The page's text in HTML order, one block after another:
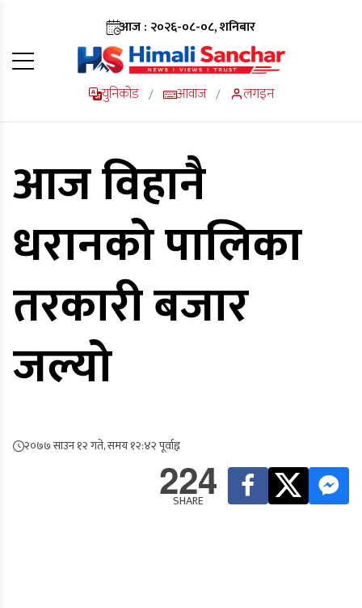
आज : २०२६-०८-०८, शनिबार
युनिकोड / आवाज / लगइन
आज विहानै
धरानको पालिका
तरकारी बजार
जल्यो
२०७७ साउन १२ गते, समय १२:४२ पूर्वाह्न
224
SHARE